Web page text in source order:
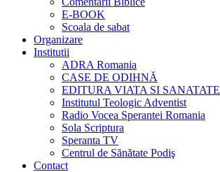
E-BOOK
Scoala de sabat
Organizare
Institutii
ADRA Romania
CASE DE ODIHNĂ
EDITURA VIATA SI SANATATE
Institutul Teologic Adventist
Radio Vocea Sperantei Romania
Sola Scriptura
Speranta TV
Centrul de Sănătate Podiş
Contact